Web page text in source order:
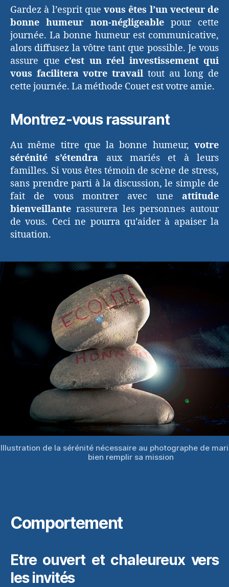
Gardez à l’esprit que vous êtes l’un vecteur de
bonne humeur non-négligeablepour cette
journée. La bonne humeur est communicative,
alors diffusez la vôtre tant que possible. Je vous
assure que c’est un réel investissement qui
vous facilitera votre travail tout au long de
cette journée. La méthode Couet est votre amie.
Montrez-vous rassurant
Au même titre que la bonne humeur, votre
sérénité s’étendra aux mariés et à leurs
familles. Si vous êtes témoin de scène de stress,
sans prendre parti à la discussion, le simple de
fait de vous montrer avec une attitude
bienveillante rassurera les personnes autour
de vous. Ceci ne pourra qu’aider à apaiser la
situation.
Illustration de la sérénité nécessaire au photographe de
bien remplir sa mission
Comportement
Etre ouvert et chaleureux vers
les invités